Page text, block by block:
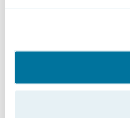
Verlagerung des
Kernsystemen hin
(SaaS). Dieses
Versicherern,